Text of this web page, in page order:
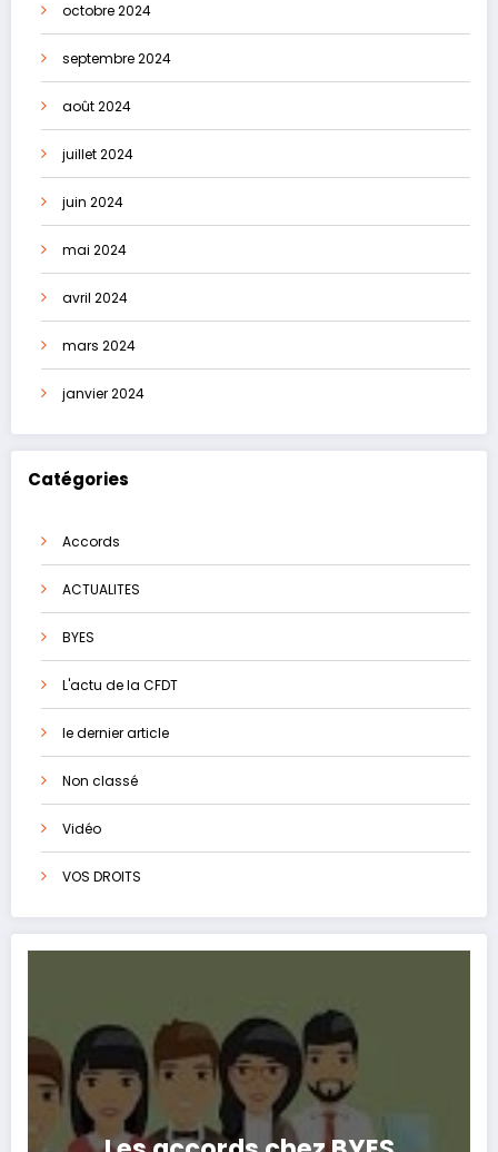
octobre 2024
septembre 2024
août 2024
juillet 2024
juin 2024
mai 2024
avril 2024
mars 2024
janvier 2024
Catégories
Accords
ACTUALITES
BYES
L'actu de la CFDT
le dernier article
Non classé
Vidéo
VOS DROITS